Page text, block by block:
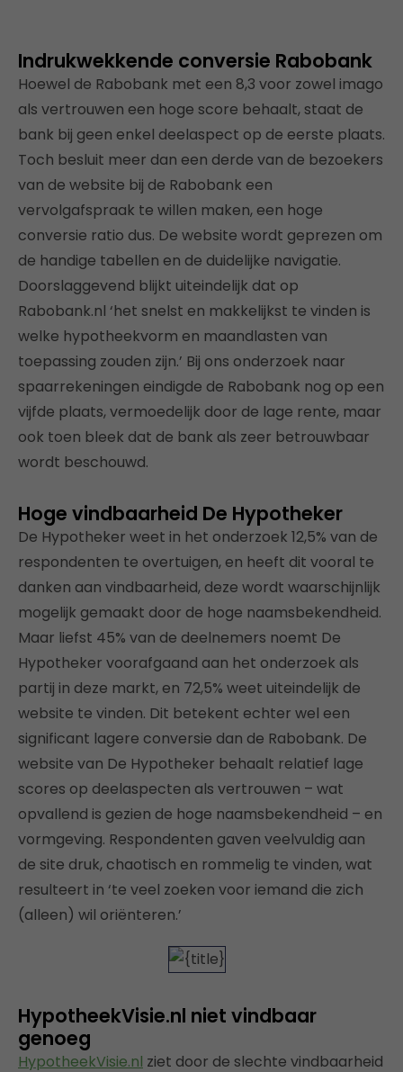
Indrukwekkende conversie Rabobank
Hoewel de Rabobank met een 8,3 voor zowel imago
als vertrouwen een hoge score behaalt, staat de
bank bij geen enkel deelaspect op de eerste plaats.
Toch besluit meer dan een derde van de bezoekers
van de website bij de Rabobank een
vervolgafspraak te willen maken, een hoge
conversie ratio dus. De website wordt geprezen om
de handige tabellen en de duidelijke navigatie.
Doorslaggevend blijkt uiteindelijk dat op
Rabobank.nl ‘het snelst en makkelijkst te vinden is
welke hypotheekvorm en maandlasten van
toepassing zouden zijn.’ Bij ons onderzoek naar
spaarrekeningen eindigde de Rabobank nog op een
vijfde plaats, vermoedelijk door de lage rente, maar
ook toen bleek dat de bank als zeer betrouwbaar
wordt beschouwd.
Hoge vindbaarheid De Hypotheker
De Hypotheker weet in het onderzoek 12,5% van de
respondenten te overtuigen, en heeft dit vooral te
danken aan vindbaarheid, deze wordt waarschijnlijk
mogelijk gemaakt door de hoge naamsbekendheid.
Maar liefst 45% van de deelnemers noemt De
Hypotheker voorafgaand aan het onderzoek als
partij in deze markt, en 72,5% weet uiteindelijk de
website te vinden. Dit betekent echter wel een
significant lagere conversie dan de Rabobank. De
website van De Hypotheker behaalt relatief lage
scores op deelaspecten als vertrouwen – wat
opvallend is gezien de hoge naamsbekendheid – en
vormgeving. Respondenten gaven veelvuldig aan
de site druk, chaotisch en rommelig te vinden, wat
resulteert in ‘te veel zoeken voor iemand die zich
(alleen) wil oriënteren.’
HypotheekVisie.nl niet vindbaar
genoeg
HypotheekVisie.nl ziet door de slechte vindbaarheid